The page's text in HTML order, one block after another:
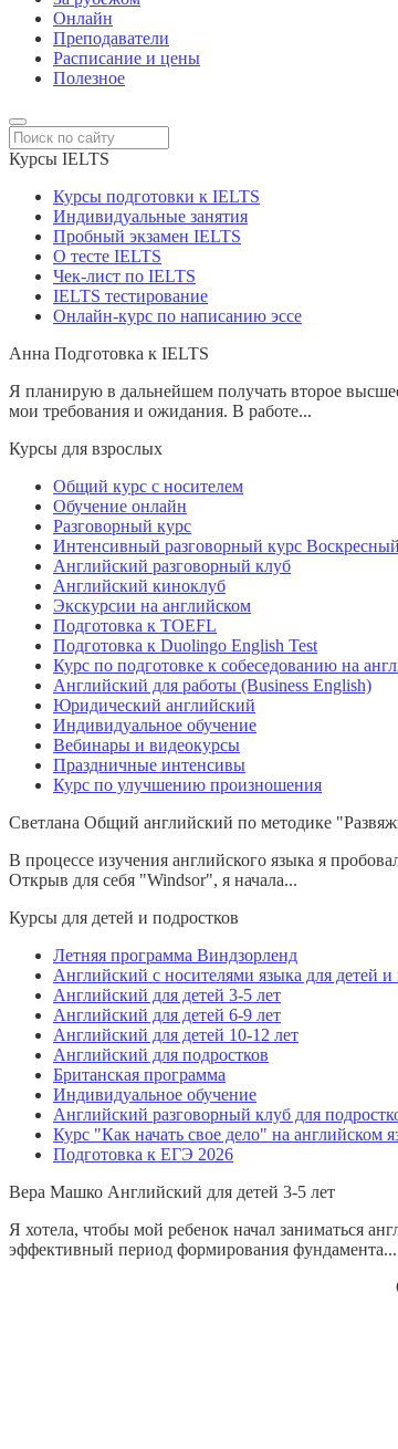
Онлайн
Преподаватели
Расписание и цены
Полезное
Курсы IELTS
Курсы подготовки к IELTS
Индивидуальные занятия
Пробный экзамен IELTS
О тесте IELTS
Чек-лист по IELTS
IELTS тестирование
Онлайн-курс по написанию эссе
Анна Подготовка к IELTS
Я планирую в дальнейшем получать второе
мои требования и ожидания. В работе...
Курсы для взрослых
Общий курс с носителем
Обучение онлайн
Разговорный курс
Интенсивный разговорный курс
Английский разговорный клуб
Английский киноклуб
Экскурсии на английском
Подготовка к TOEFL
Подготовка к Duolingo English Test
Курс по подготовке к собеседованию на
Английский для работы (Business English)
Юридический английский
Индивидуальное обучение
Вебинары и видеокурсы
Праздничные интенсивы
Курс по улучшению произношения
Светлана Общий английский по методике
В процессе изучения английского языка я
Открыв для себя "Windsor", я начала...
Курсы для детей и подростков
Летняя программа Виндзорленд
Английский с носителями языка для детей и
Английский для детей 3-5 лет
Английский для детей 6-9 лет
Английский для детей 10-12 лет
Английский для подростков
Британская программа
Индивидуальное обучение
Английский разговорный клуб для
Курс "Как начать свое дело" на английском
Подготовка к ЕГЭ 2026
Вера Машко Английский для детей 3-5 лет
Я хотела, чтобы мой ребенок начал заниматься
эффективный период формирования фундамента...